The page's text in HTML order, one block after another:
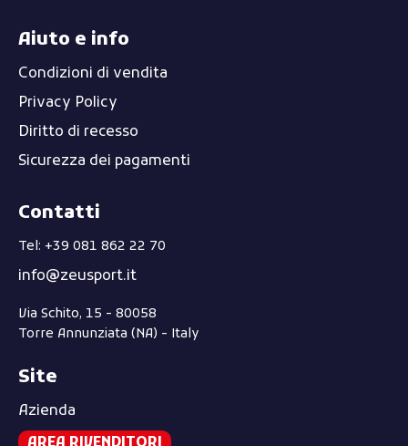
Aiuto e info
Condizioni di vendita
Privacy Policy
Diritto di recesso
Sicurezza dei pagamenti
Contatti
Tel: +39 081 862 22 70
info@zeusport.it
Via Schito, 15 - 80058
Torre Annunziata (NA) - Italy
Site
Azienda